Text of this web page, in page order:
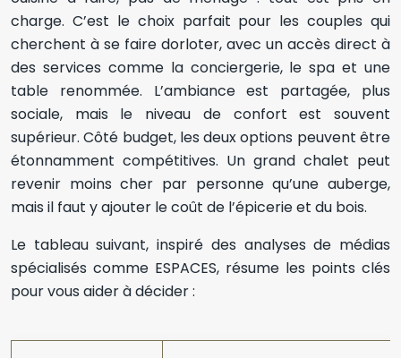
charge. C’est le choix parfait pour les couples qui
cherchent à se faire dorloter, avec un accès direct à
des services comme la conciergerie, le spa et une
table renommée. L’ambiance est partagée, plus
sociale, mais le niveau de confort est souvent
supérieur. Côté budget, les deux options peuvent être
étonnamment compétitives. Un grand chalet peut
revenir moins cher par personne qu’une auberge,
mais il faut y ajouter le coût de l’épicerie et du bois.
Le tableau suivant, inspiré des analyses de médias
spécialisés comme ESPACES, résume les points clés
pour vous aider à décider :